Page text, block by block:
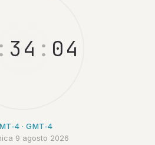
: 34 : 0 5
4 · GMT-4
9 agosto 2026